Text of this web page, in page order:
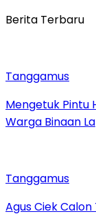
Berita Terbaru
Tanggamus
Mengetuk Pintu
Warga Binaan
Tanggamus
Agus Ciek